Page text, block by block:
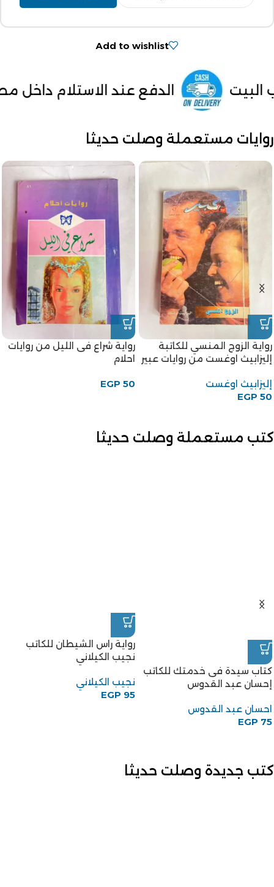
Add to wishlist
من عند الاستلام داخل مصر
روايات مستعملة وصلت حديثا
رواية الزوج المنسي للكاتبة
إليزابيث اوغست من روايات عبير
إليزابيث اوغست
EGP 50
رواية شراع فى الليل من روايات
احلام
EGP 50
كتب مستعملة وصلت حديثا
كتاب سيدة فى خدمتك للكاتب
إحسان عبد القدوس
احسان عبد القدوس
EGP 75
رواية راس الشيطان للكاتب
نجيب الكيلاني
نجيب الكيلاني
EGP 95
كتب جديدة وصلت حديثا